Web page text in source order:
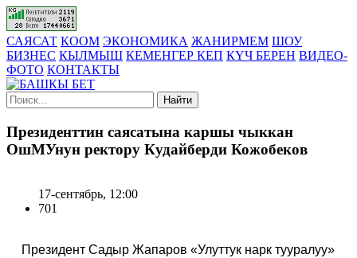
САЯСАТ КООМ ЭКОНОМИКА ЖАНИРМЕМ ШОУ
БИЗНЕС КЫЛМЫШ КЕМЕНГЕР КЕП КҮЧ БЕРЕН ВИДЕО-
ФОТО КОНТАКТЫ
Найти
Президенттин саясатына каршы чыккан
ОшМУнун ректору Кудайберди Кожобеков
17-сентябрь, 12:00
701
Президент Садыр Жапаров «Улуттук нарк тууралуу»